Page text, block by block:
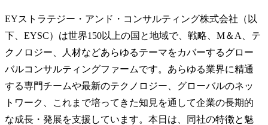
EYストラテジー・アンド・コンサルティング株式会社（以
下、EYSC）は世界150以上の国と地域で、戦略、M＆A、テ
クノロジー、人材などあらゆるテーマをカバーするグロー
バルコンサルティングファームです。あらゆる業界に精通
する専門チームや最新のテクノロジー、グローバルのネッ
トワーク、これまで培ってきた知見を通して企業の長期的
な成長・発展を支援しています。本日は、同社の特徴と魅